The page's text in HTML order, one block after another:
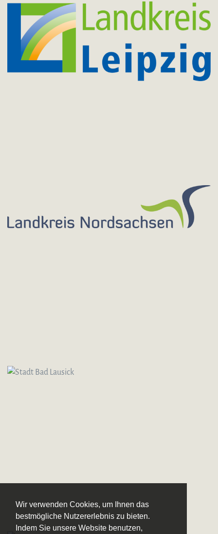
Wir verwenden Cookies, um Ihnen das
bestmögliche Nutzererlebnis zu bieten.
Indem Sie unsere Website benutzen,